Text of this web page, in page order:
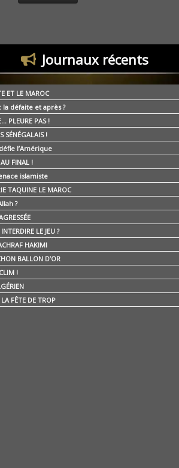
Journaux récents
ET LE MAROC
la défaite et après ?
PLEURE PAS !
SÉNÉGALAIS !
l’Amérique
FINAL !
islamiste
TAQUINE LE MAROC
?
LE JEU ?
HAKIMI
BALLON D’OR
!
FÊTE DE TROP